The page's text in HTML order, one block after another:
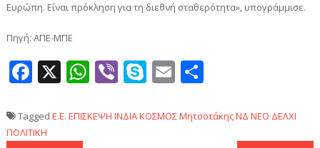
Ευρώπη. Είναι πρόκληση για τη διεθνή σταθερότητα», υπογράμμισε.
Πηγή: ΑΠΕ-ΜΠΕ
Facebook
X WhatsApp
ViberSkype
Email
Tagged Ε.Ε. ΕΠΙΣΚΕΨΗ ΙΝΔΙΑΚΟΣΜΟΣΜητσοτάκηςΝΔ ΝΕΟ ΔΕΛΧΙ
ΠΟΛΙΤΙΚΗ